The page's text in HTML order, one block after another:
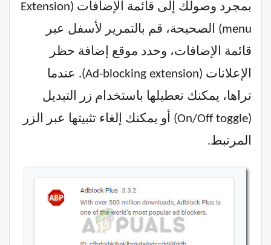
بمجرد وصولك إلى قائمة الإضافات (Extension
menu) الصحيحة، قم بالتمرير لأسفل عبر
قائمة الإضافات، وحدد موقع إضافة حظر
الإعلانات (Ad-blocking extension). عندما
تراها، يمكنك تعطيلها باستخدام زر التبديل
(On/Off toggle) أو يمكنك إلغاء تثبيتها عبر الزر
المرتبط.